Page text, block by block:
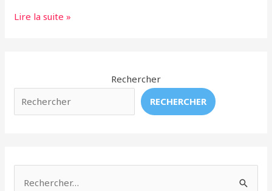
Après
Little
White
redécouvrent
Lire la suite »
Rechercher
RECHERCHER